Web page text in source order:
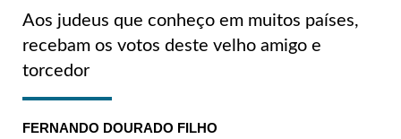
Aos judeus que conheço em muitos países,
recebam os votos deste velho amigo e
torcedor
FERNANDO DOURADO FILHO